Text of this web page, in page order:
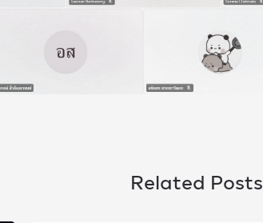
Related Posts